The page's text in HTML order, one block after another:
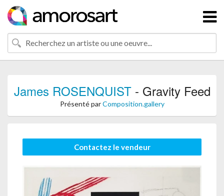
James ROSENQUIST- Gravity Feed
Présenté parComposition.gallery
Contactez le vendeur